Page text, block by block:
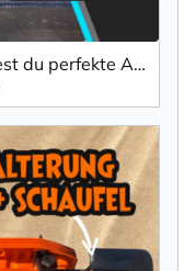
DECKED PuzzleFoam: So richtest du perfekte Aufbewahrung für Werkzeug & Gear ein!